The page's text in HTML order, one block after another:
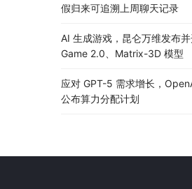
假归来可追溯上周聊天记录
AI 生成游戏，昆仑万维发布
Game 2.0、Matrix-3D 模型
应对 GPT-5 需求增长，
公布算力分配计划